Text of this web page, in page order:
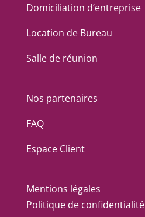
Domiciliation d’entreprise
Location de Bureau
Salle de réunion
Nos partenaires
FAQ
Espace Client
Mentions légales
Politique de confidentialité